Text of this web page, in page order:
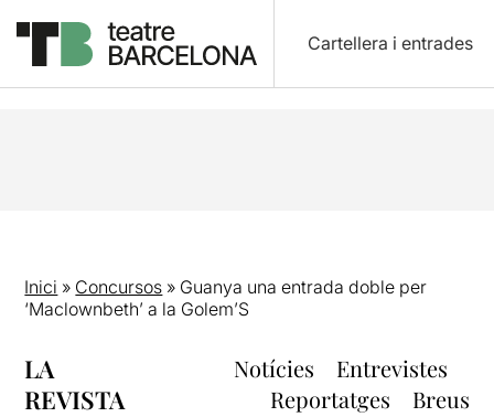
Cartellera i entrades
Inici » Concursos » Guanya una entrada doble per
‘Maclownbeth’ a la Golem’S
LA
REVISTA
Notícies
Entrevistes
Reportatges
Breus